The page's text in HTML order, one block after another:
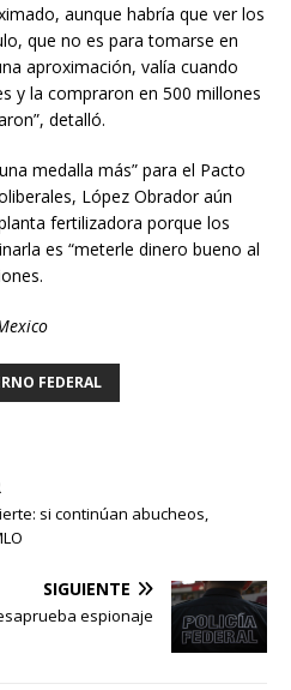
aunque habría que ver los
que no es para tomarse en
aproximación, valía cuando
y la compraron en 500 millones
detalló.
medalla más” para el Pacto
López Obrador aún
fertilizadora porque los
es “meterle dinero bueno al
FEDERAL
si continúan abucheos,
SIGUIENTE
espionaje